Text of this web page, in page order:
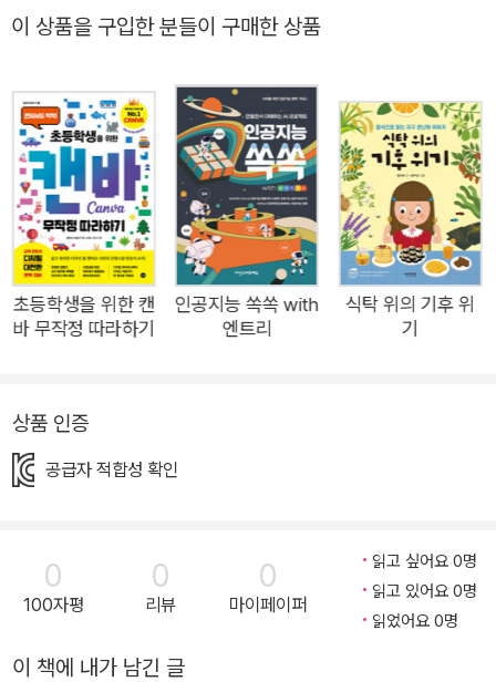
지 마세요! 이 책은 학생 혼자서도 충분히 소프트웨어 개념을 이
트리 최신 버전 반영! 블록 코딩과 인공지능(AI)을 한 권으로 배
워요! 미래 교육의 필수 개념! 알고리즘과 인공지능(AI) 개념을
익히고, 엔트리에서 제공하는 알고리즘·인공지능·데이터 블록을
활용한 예제를 차근차근 따라해 보세요. 쉽고 재미있게 배울 수
있도록 구성했으니 걱정은 뚝! 블록 코딩부터 인공지능까지 한 번
에 정복해 보세요. ▶ 엄마, 아빠와 함께하는 코딩! 부모님과 함께
코딩에 자신감을 붙여요 국영수보다 중요한 코딩 교육! 부모님의
관심이 꼭 필요해요. 이 책은 재미있는 코딩 개념 퀴즈와 작품 만
사실, 꼭 기억해 주세요!
이 상품을 구입한 분들이 구매한 상품
초등학생을 위한 캔
바 무작정 따라하기
인공지능 쏙쏙 with
엔트리
식탁 위의 기후 위
기
상품 인증
공급자 적합성 확인
0
100자평
0
리뷰
0
마이페이퍼
읽고 싶어요 0명
읽고 있어요 0명
읽었어요 0명
이 책에 내가 남긴 글